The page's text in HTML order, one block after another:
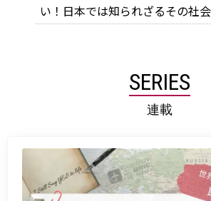
い！日本では知られざるその社
SERIES
連載